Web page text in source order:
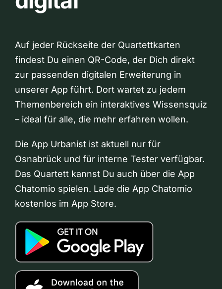
Auf jeder Rückseite der Quartettkarten
findest Du einen QR-Code, der Dich direkt
zur passenden digitalen Erweiterung in
unserer App führt. Dort wartet zu jedem
Themenbereich ein interaktives Wissensquiz
– ideal für alle, die mehr erfahren wollen.
Die App Urbanist ist aktuell nur für
Osnabrück und für interne Tester verfügbar.
Das Quartett kannst Du auch über die App
Chatomio spielen. Lade die App Chatomio
kostenlos im App Store.